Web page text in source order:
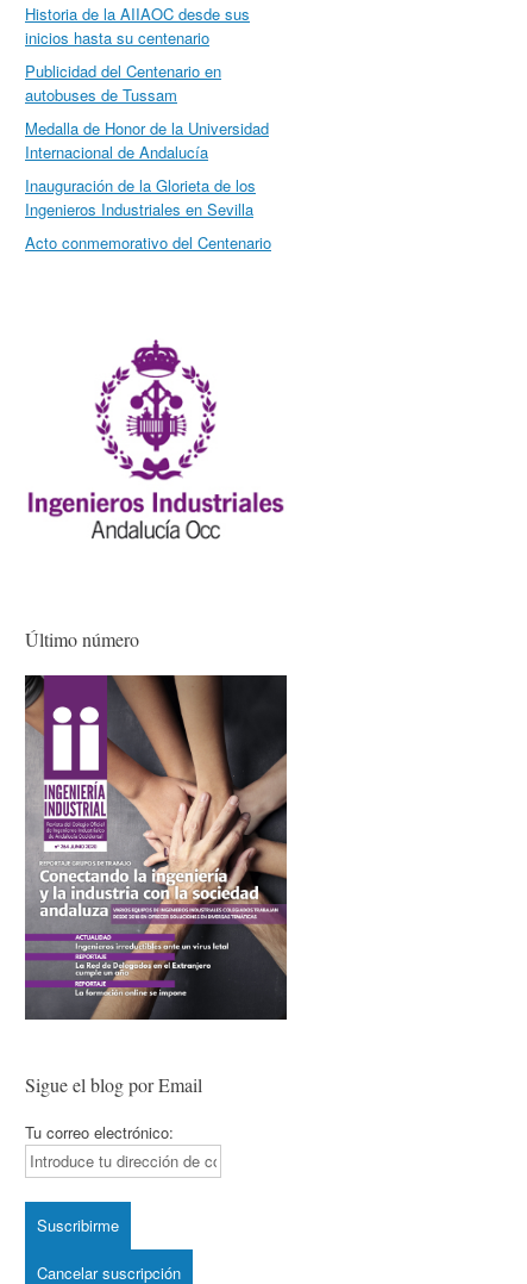
Historia de la AIIAOC desde sus
inicios hasta su centenario
Publicidad del Centenario en
autobuses de Tussam
Medalla de Honor de la Universidad
Internacional de Andalucía
Inauguración de la Glorieta de los
Ingenieros Industriales en Sevilla
Acto conmemorativo del Centenario
Último número
Sigue el blog por Email
Tu correo electrónico: